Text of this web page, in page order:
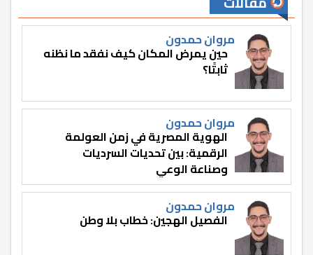
مروان حمدون
حين يمرض المكان كيف نفقد ما نظنه
ثابتًا؟
مروان حمدون
الهوية المصرية في زمن العولمة
الرقمية: بين تحديات السرديات
وصناعة الوعي
مروان حمدون
الفصيل الهجين: خطاب بلا وطن